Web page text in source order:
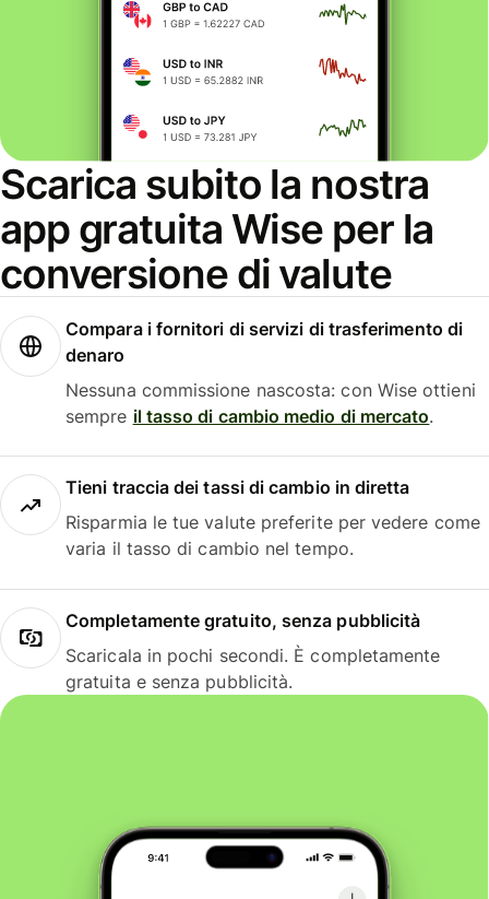
Scarica subito la nostra
app gratuita Wise per la
conversione di valute
Compara i fornitori di servizi di trasferimento di
denaro
Nessuna commissione nascosta: con Wise ottieni
sempre il tasso di cambio medio di mercato.
Tieni traccia dei tassi di cambio in diretta
Risparmia le tue valute preferite per vedere come
varia il tasso di cambio nel tempo.
Completamente gratuito, senza pubblicità
Scaricala in pochi secondi. È completamente
gratuita e senza pubblicità.